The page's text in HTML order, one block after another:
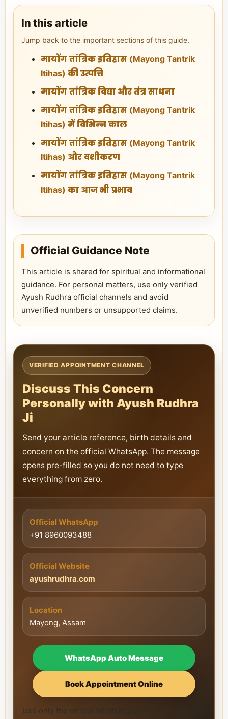
In this article
Jump back to the important sections of this guide.
मायोंग तांत्रिक इतिहास (Mayong Tantrik
Itihas) की उत्पत्ति
मायोंग तांत्रिक विद्या और तंत्र साधना
मायोंग तांत्रिक इतिहास (Mayong Tantrik
Itihas) में विभिन्न काल
मायोंग तांत्रिक इतिहास (Mayong Tantrik
Itihas) और वशीकरण
मायोंग तांत्रिक इतिहास (Mayong Tantrik
Itihas) का आज भी प्रभाव
Official Guidance Note
This article is shared for spiritual and informational
guidance. For personal matters, use only verified
Ayush Rudhra official channels and avoid
unverified numbers or unsupported claims.
VERIFIED APPOINTMENT CHANNEL
Discuss This Concern
Personally with Ayush Rudhra
Ji
Send your article reference, birth details and
concern on the official WhatsApp. The message
opens pre-filled so you do not need to type
everything from zero.
Official WhatsApp
+91 8960093488
Official Website
ayushrudhra.com
Location
Mayong, Assam
WhatsApp Auto Message
Book Appointment Online
Use only the official WhatsApp number and official